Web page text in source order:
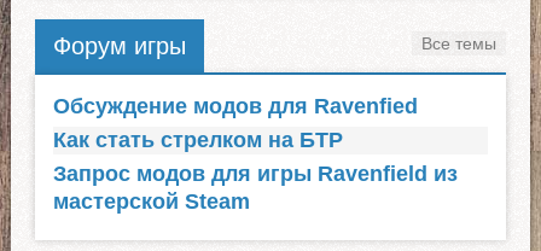
Форум игры Все темы
Обсуждение модов для Ravenfied
Как стать стрелком на БТР
Запрос модов для игры Ravenfield из
мастерской Steam